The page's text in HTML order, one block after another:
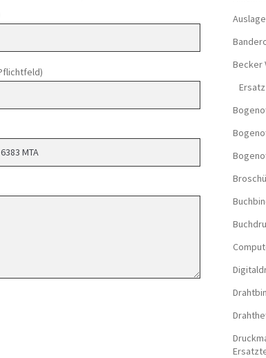
Becker